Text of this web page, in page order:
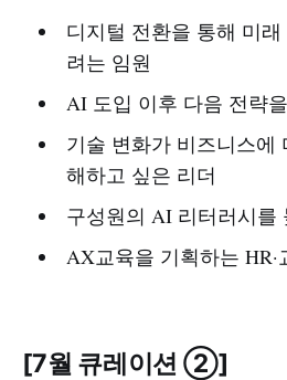
디지털 전환을 통해 미
려는 임원
AI 도입 이후 다음 전략
기술 변화가 비즈니스에
해하고 싶은 리더
구성원의 AI 리터러시를
AX교육을 기획하는 HR·
[7월 큐레이션 ②]